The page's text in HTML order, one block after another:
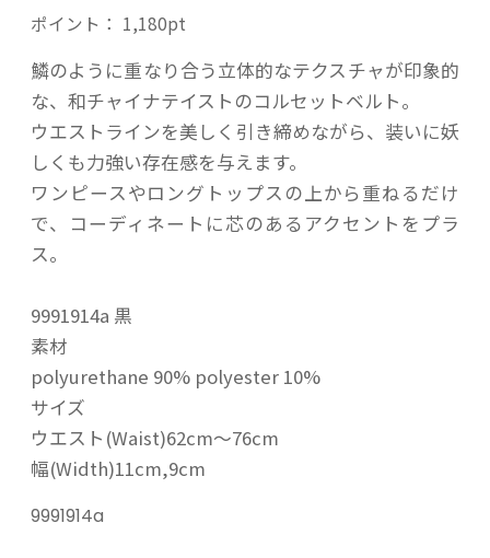
ポイント： 1,180pt
鱗のように重なり合う立体的なテクスチャが印象的
な、和チャイナテイストのコルセットベルト。
ウエストラインを美しく引き締めながら、装いに妖
しくも力強い存在感を与えます。
ワンピースやロングトップスの上から重ねるだけ
で、コーディネートに芯のあるアクセントをプラ
ス。
9991914a 黒
素材
polyurethane 90% polyester 10%
サイズ
ウエスト(Waist)62cm～76cm
幅(Width)11cm,9cm
9991914a